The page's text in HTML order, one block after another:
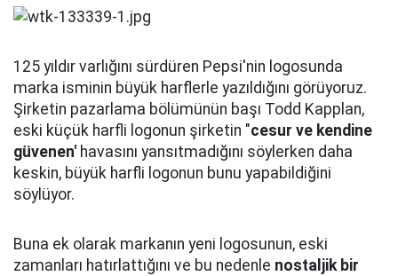
125 yıldır varlığını sürdüren Pepsi'nin logosunda
marka isminin büyük harflerle yazıldığını görüyoruz.
Şirketin pazarlama bölümünün başı Todd Kapplan,
eski küçük harfli logonun şirketin "cesur ve kendine
güvenen' havasını yansıtmadığını söylerken daha
keskin, büyük harfli logonun bunu yapabildiğini
söylüyor.
Buna ek olarak markanın yeni logosunun, eski
zamanları hatırlattığını ve bu nedenle nostaljik bir